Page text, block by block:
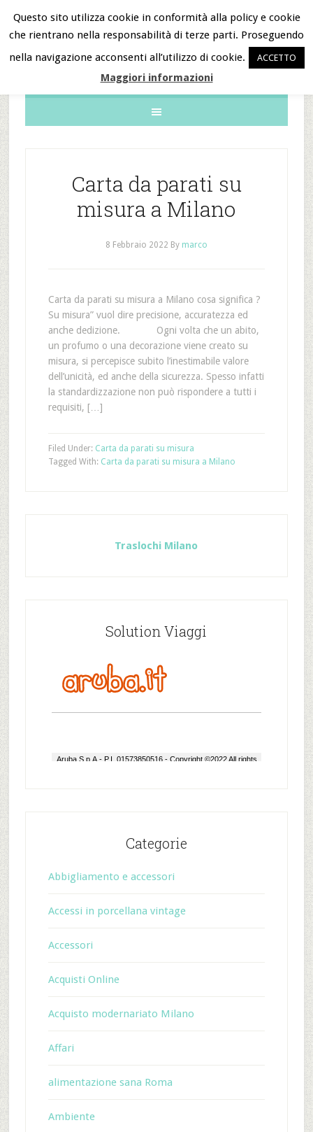
B&B Notizie
Carta da parati su
misura a Milano
8 Febbraio 2022 By marco
Carta da parati su misura a Milano cosa significa ?
Su misura” vuol dire precisione, accuratezza ed
anche dedizione. Ogni volta che un abito,
un profumo o una decorazione viene creato su
misura, si percepisce subito l’inestimabile valore
dell’unicità, ed anche della sicurezza. Spesso infatti
la standardizzazione non può rispondere a tutti i
requisiti, […]
Filed Under: Carta da parati su misura
Tagged With: Carta da parati su misura a Milano
Traslochi Milano
Solution Viaggi
Categorie
Abbigliamento e accessori
Accessi in porcellana vintage
Accessori
Acquisti Online
Acquisto modernariato Milano
Affari
alimentazione sana Roma
Ambiente
Questo sito utilizza cookie in conformità alla policy e cookie
che rientrano nella responsabilità di terze parti. Proseguendo
nella navigazione acconsenti all’utilizzo di cookie.
ACCETTO
Maggiori informazioni